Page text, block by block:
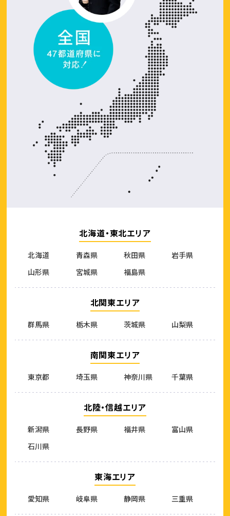
北海道・東北エリア
北海道 青森県 秋田県
岩手県
山形県
宮城県 福島県
北関東エリア
群馬県 栃木県 茨城県 山梨県
南関東エリア
東京都 埼玉県 神奈川県 千葉県
北陸・信越エリア
新潟県 長野県 福井県
富山県
石川県
東海エリア
愛知県 岐阜県 静岡県 三重県